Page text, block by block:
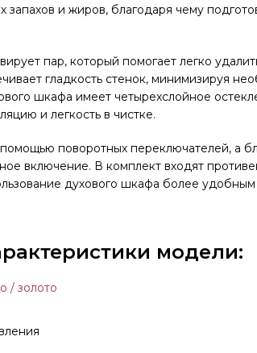
запахов и жиров, благодаря чему
пар, который помогает легко
гладкость стенок, минимизируя
шкафа имеет четырехслойное
и легкость в чистке.
поворотных переключателей, а
включение. В комплект входят
духового шкафа более
модели:
/ золото